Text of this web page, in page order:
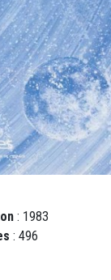
: 1983
: 496